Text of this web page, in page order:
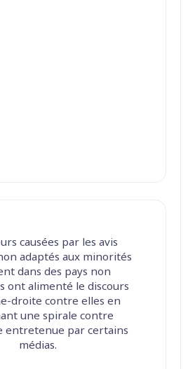
causées par les avis
adaptés aux minorités
dans des pays non
ont alimenté le discours
droite contre elles en
une spirale contre
entretenue par certains
médias.